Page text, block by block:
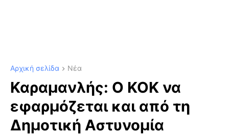
Αρχική σελίδα Νέα
Καραμανλής: Ο ΚΟΚ να
εφαρμόζεται και από τη
Δημοτική Αστυνομία